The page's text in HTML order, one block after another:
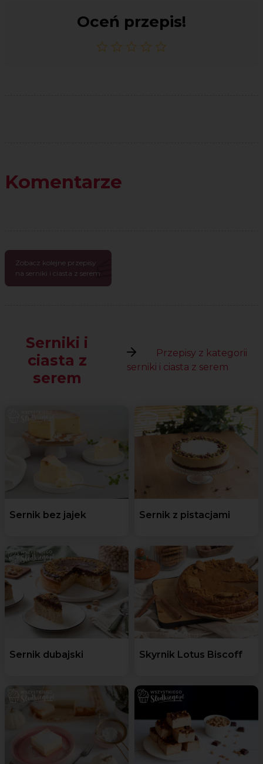
Oceń przepis!
Komentarze
Zobacz kolejne przepisy
na serniki i ciasta z serem
Serniki i
ciasta z
serem
Przepisy z kategorii
serniki i ciasta z serem
Sernik bez jajek Sernik z pistacjami
Sernik dubajski Skyrnik Lotus Biscoff